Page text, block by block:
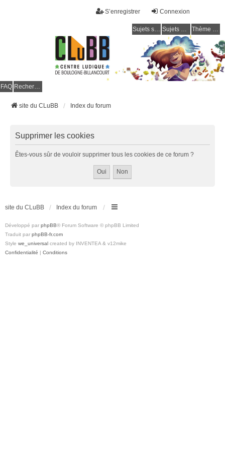
Connexion
S’enregistrer
Sujets sans réponse Sujets actifs Thème clair / foncé
FAQ Rechercher
site du CLuBB Index du forum
Supprimer les cookies
Êtes-vous sûr de vouloir supprimer tous les cookies de ce forum ?
site du CLuBB Index du forum
Développé par phpBB® Forum Software © phpBB Limited
Traduit par phpBB-fr.com
Style we_universal created by INVENTEA & v12mike
Confidentialité | Conditions